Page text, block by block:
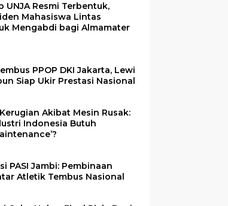
UNJA Resmi Terbentuk,
Mahasiswa Lintas
Mengabdi bagi Almamater
PPOP DKI Jakarta, Lewi
Siap Ukir Prestasi Nasional
Akibat Mesin Rusak:
Indonesia Butuh
PASI Jambi: Pembinaan
Atletik Tembus Nasional